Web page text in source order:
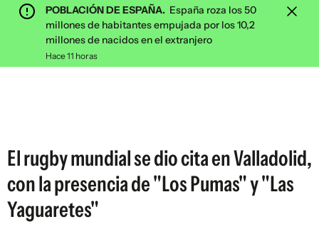
ESPAÑA
ESTADOS UNIDOS
POBLACIÓN DE ESPAÑA. España roza los 50
millones de habitantes empujada por los 10,2
millones de nacidos en el extranjero
Hace 11 horas
El rugby mundial se dio cita en Valladolid,
con la presencia de "Los Pumas" y "Las
Yaguaretes"